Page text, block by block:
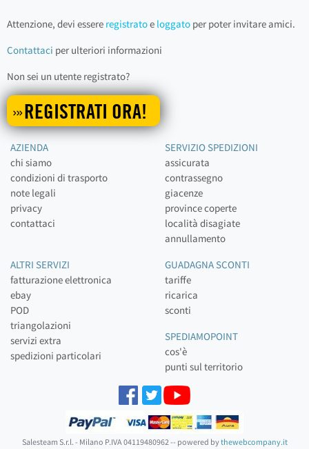
Attenzione, devi essere registratoe loggato per poter invitare amici.
Contattaci per ulteriori informazioni
Non sei un utente registrato?
REGISTRATI ORA!
AZIENDA
chi siamo
condizioni di trasporto
note legali
privacy
contattaci
SERVIZIO SPEDIZIONI
assicurata
contrassegno
giacenze
province coperte
località disagiate
annullamento
ALTRI SERVIZI
fatturazione elettronica
ebay
POD
triangolazioni
servizi extra
spedizioni particolari
GUADAGNA SCONTI
tariffe
ricarica
sconti
SPEDIAMOPOINT
cos'è
punti sul territorio
Salesteam S.r.l. - Milano P.IVA 04119480962 -- powered bythewebcompany.it